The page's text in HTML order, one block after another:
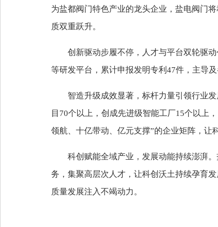
为盐都阀门特色产业的龙头企业，盐电阀门
质双重跃升。
创新驱动步履不停，人才与平台双轮驱
等研发平台，累计申报发明专利47件，主导
智造升级成效显著，标杆力量引领行业
目70个以上，创成先进级智能工厂15个以上
领航、十亿带动、亿元支撑”的企业矩阵，让
科创赋能全域产业，发展动能持续澎湃
务，集聚高层次人才，让科创沃土持续孕育
质量发展注入不竭动力。